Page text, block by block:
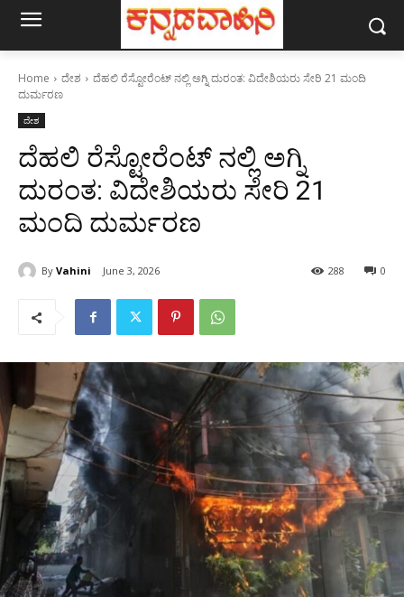
Home ದೇಶ
ದೆಹಲಿ ರೆಸ್ಟೋರೆಂಟ್‌ ನಲ್ಲಿ ಅಗ್ನಿ ದುರಂತ: ವಿದೇಶಿಯರು ಸೇರಿ 21 ಮಂದಿ
ದುರ್ಮರಣ
ದೇಶ
ದೆಹಲಿ ರೆಸ್ಟೋರೆಂಟ್‌ ನಲ್ಲಿ ಅಗ್ನಿ
ದುರಂತ: ವಿದೇಶಿಯರು ಸೇರಿ 21
ಮಂದಿ ದುರ್ಮರಣ
By Vahini June 3, 2026 0
288